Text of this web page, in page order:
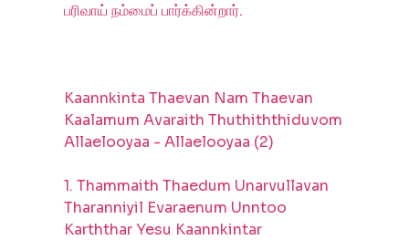
பரிவாய் நம்மைப் பார்க்கின்றார்.
Kaannkinta Thaevan Nam Thaevan
Kaalamum Avaraith Thuthiththiduvom
Allaelooyaa - Allaelooyaa (2)
1. Thammaith Thaedum Unarvullavan
Tharanniyil Evaraenum Unntoo
Karththar Yesu Kaannkintar